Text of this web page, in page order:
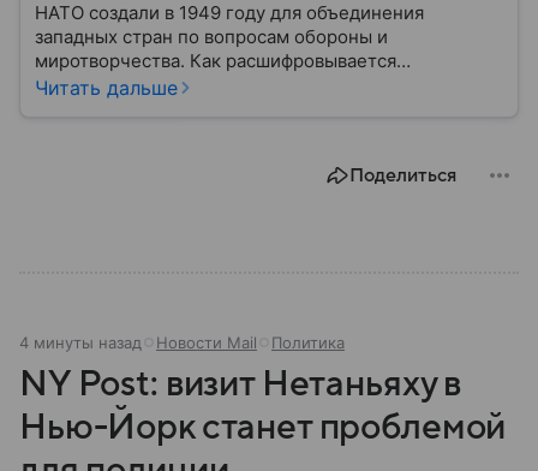
НАТО создали в 1949 году для объединения
западных стран по вопросам обороны и
миротворчества. Как расшифровывается
аббревиатура, для чего задумывали группировку и к
Читать дальше
Поделиться
4 минуты назад Новости Mail Политика
NY Post: визит Нетаньяху в
Нью-Йорк станет проблемой